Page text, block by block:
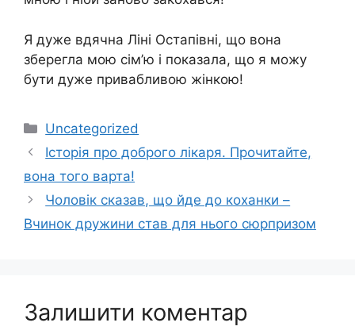
Я дуже вдячна Ліні Остапівні, що вона
зберегла мою сім’ю і показала, що я можу
бути дуже привабливою жінкою!
Категорії
Uncategorized
Історія про доброго лікаря. Прочитайте,
вона того варта!
Чоловік сказав, що йде до коханки –
Вчинок дружини став для нього сюрпризом
Залишити коментар